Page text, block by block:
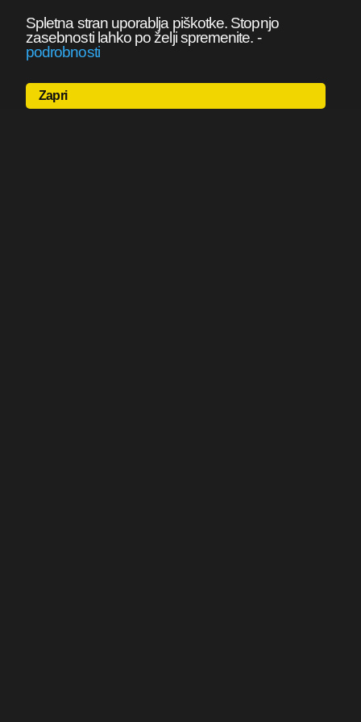
Spletna stran uporablja piškotke. Stopnjo
zasebnosti lahko po želji spremenite. -
podrobnosti
Zapri